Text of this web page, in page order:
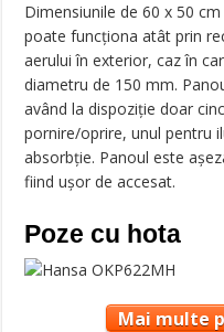
Dimensiunile de 60 x 50
poate funcționa atât prin
aerului în exterior, caz în
diametru de 150 mm.
având la dispoziție doar
pornire/oprire, unul pentru
absorbție. Panoul este
fiind ușor de accesat.
Poze cu hota
Mai multe